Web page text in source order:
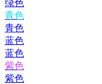
绿色
青色
青色
蓝色
蓝色
紫色
紫色